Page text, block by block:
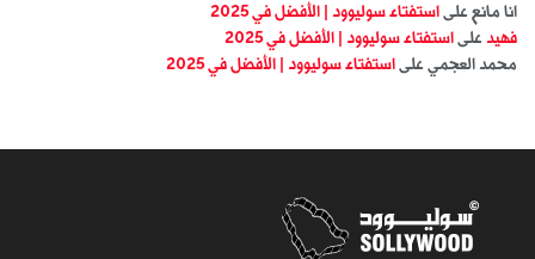
انا مانع على استفتاء سوليوود | الأفضل في 2025
فهيد على استفتاء سوليوود | الأفضل في 2025
محمد العجمي على استفتاء سوليوود | الأفضل في 2025